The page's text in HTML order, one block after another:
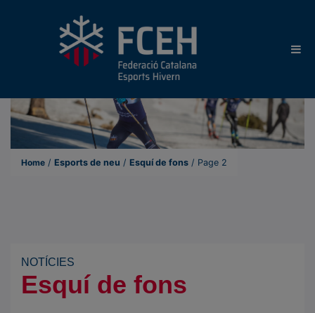
Home / Esports de neu / Esquí de fons / Page 2
NOTÍCIES
Esquí de fons